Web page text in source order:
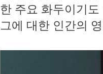
한 주요 화두이기
그에 대한 인간의